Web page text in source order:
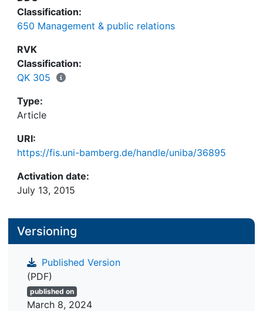
Classification:
650 Management & public relations
RVK
Classification:
QK 305
Type:
Article
URI:
https://fis.uni-bamberg.de/handle/uniba/36895
Activation date:
July 13, 2015
Versioning
Published Version
(PDF)
published on
March 8, 2024